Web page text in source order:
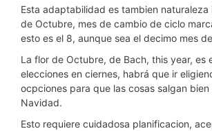
Esta adaptabilidad es tambien naturaleza
de Octubre, mes de cambio de ciclo
esto es el 8, aunque sea el decimo mes
La flor de Octubre, de Bach, this year, es
elecciones en ciernes, habrá que ir
ocpciones para que las cosas salgan bien
Navidad.
Esto requiere cuidadosa planificacion,